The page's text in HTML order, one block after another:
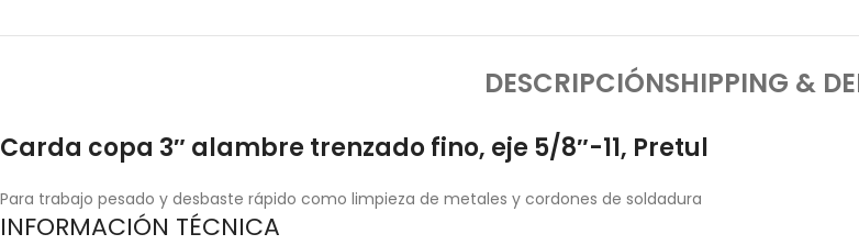
DESCRIPCIÓNSHIPPING &
Carda copa 3″ alambre trenzado fino, eje 5/8″-11, Pretul
Para trabajo pesado y desbaste rápido como limpieza de metales y cordones de soldadura
INFORMACIÓN TÉCNICA